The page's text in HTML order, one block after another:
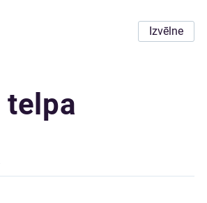
Izvēlne
telpa